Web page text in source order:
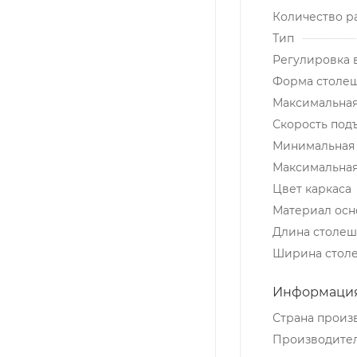
Количество
Тип
Регулировка
Форма
Скорость
Минимальная
Цвет каркаса
Материал
Длина
Ширина
Страна